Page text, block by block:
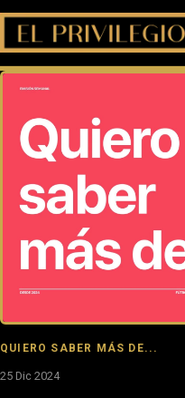
QUIERO SABER MÁS DE...
25 Dic 2024